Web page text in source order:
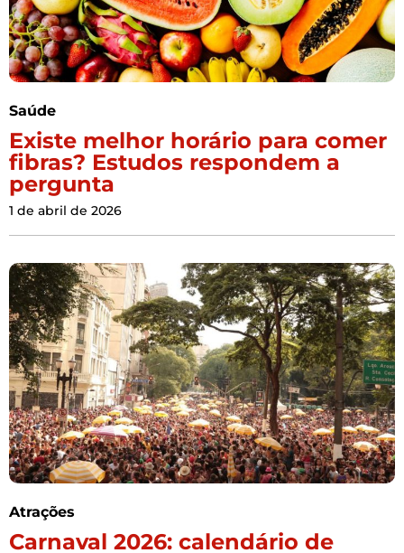
Saúde
Existe melhor horário para comer
fibras? Estudos respondem a
pergunta
1 de abril de 2026
Atrações
Carnaval 2026: calendário de